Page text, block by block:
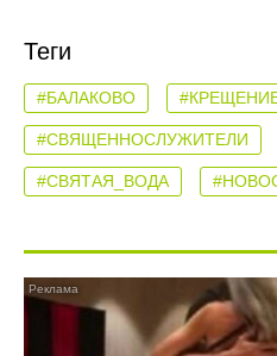
Теги
#БАЛАКОВО
#СВЯЩЕННОСЛУЖИТЕЛИ
#СВЯТАЯ_ВОДА